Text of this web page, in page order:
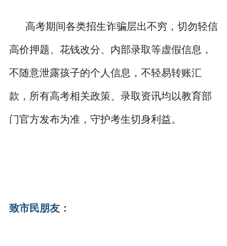
高考期间各类招生诈骗层出不穷，切勿轻信
高价押题、花钱改分、内部录取等虚假信息，
不随意泄露孩子的个人信息，不轻易转账汇
款，所有高考相关政策、录取资讯均以教育部
门官方发布为准，守护考生切身利益。
致市民朋友：